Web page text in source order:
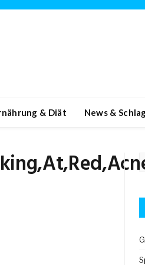
& Diät News &